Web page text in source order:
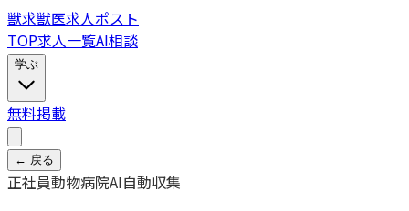
獣求獣医求人ポスト
TOP求人一覧AI相談
学ぶ
無料掲載
← 戻る
正社員動物病院AI自動収集